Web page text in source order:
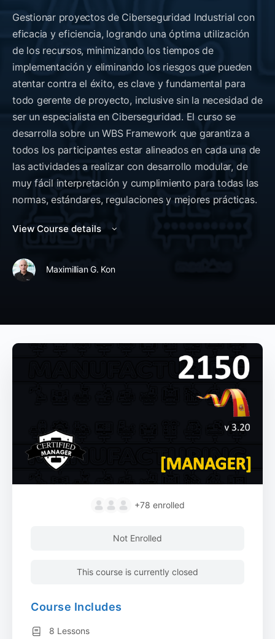
Gestionar proyectos de Ciberseguridad Industrial con
eficacia y eficiencia, logrando una óptima utilización
de los recursos, minimizando los tiempos de
implementación y eliminando los riesgos que pueden
atentar contra el éxito, es clave y fundamental para
todo gerente de proyecto, inclusive sin la necesidad de
ser un especialista en Ciberseguridad. El curso se
desarrolla sobre un WBS Framework que garantiza a
todos los participantes estar alineados en cada una de
las actividades a realizar con desarrollo modular, de
muy fácil interpretación y cumplimiento para todas las
normas, estándares, regulaciones y mejores prácticas.
View Course details
Maximillian G. Kon
+78 enrolled
Not Enrolled
This course is currently closed
Course Includes
8 Lessons